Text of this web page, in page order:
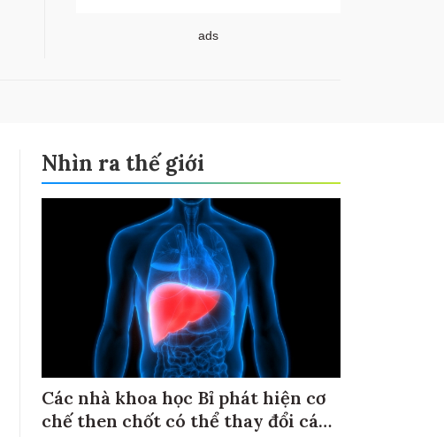
ads
Nhìn ra thế giới
Các nhà khoa học Bỉ phát hiện cơ
chế then chốt có thể thay đổi cách